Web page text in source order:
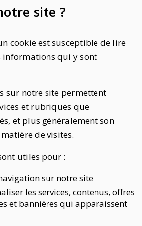
site ?
cookie est susceptible de lire
informations qui y sont
sur notre site permettent
et rubriques que
et plus généralement son
de visites.
utiles pour :
sur notre site
les services, contenus, offres
et bannières qui apparaissent